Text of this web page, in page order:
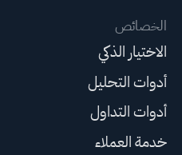
الخصائص
الاختيار الذكي
أدوات التحليل
أدوات التداول
خدمة العملاء